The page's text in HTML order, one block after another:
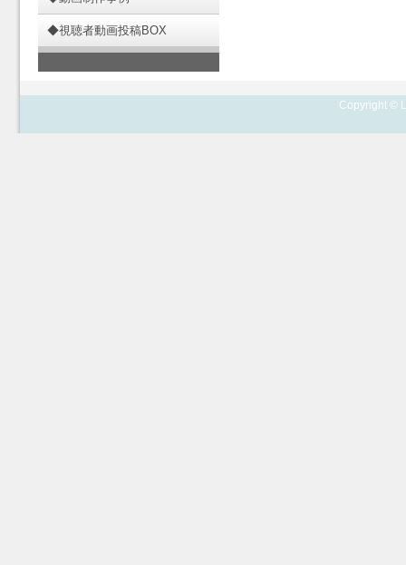
◆視聴者動画投稿BOX
Copyright ©